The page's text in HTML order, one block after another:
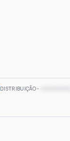
DISTRIBUIÇÃO